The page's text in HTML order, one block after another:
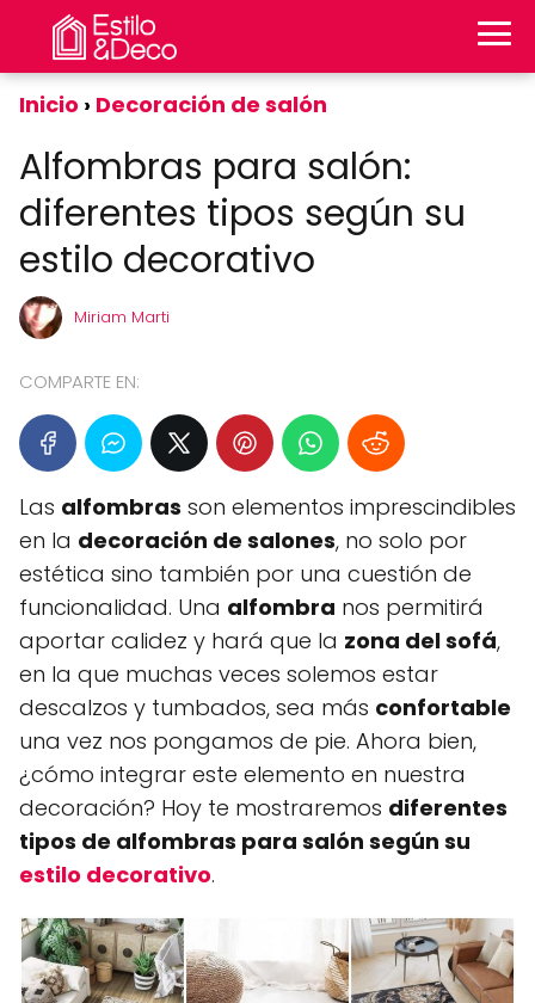
Inicio Decoración de salón
Alfombras para salón:
diferentes tipos según su
estilo decorativo
Miriam Marti
COMPARTE EN:
Las alfombras son elementos imprescindibles
en la decoración de salones, no solo por
estética sino también por una cuestión de
funcionalidad. Una alfombra nos permitirá
aportar calidez y hará que la zona del sofá,
en la que muchas veces solemos estar
descalzos y tumbados, sea más confortable
una vez nos pongamos de pie. Ahora bien,
¿cómo integrar este elemento en nuestra
decoración? Hoy te mostraremos diferentes
tipos de alfombras para salón según su
estilo decorativo.